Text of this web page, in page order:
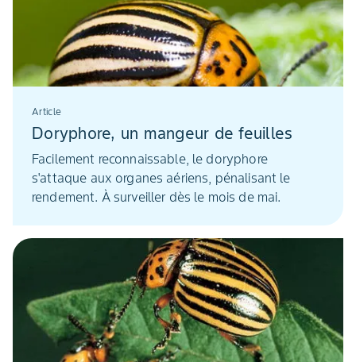
Article
Doryphore, un mangeur de feuilles
Facilement reconnaissable, le doryphore
s'attaque aux organes aériens, pénalisant le
rendement. À surveiller dès le mois de mai.